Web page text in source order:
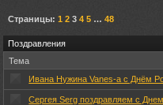
Страницы: 1 2 3 4 5 … 48
Поздравления
Тема
Ивана Нужина Vanes-a с Днём
Сергея Serg поздравляем с